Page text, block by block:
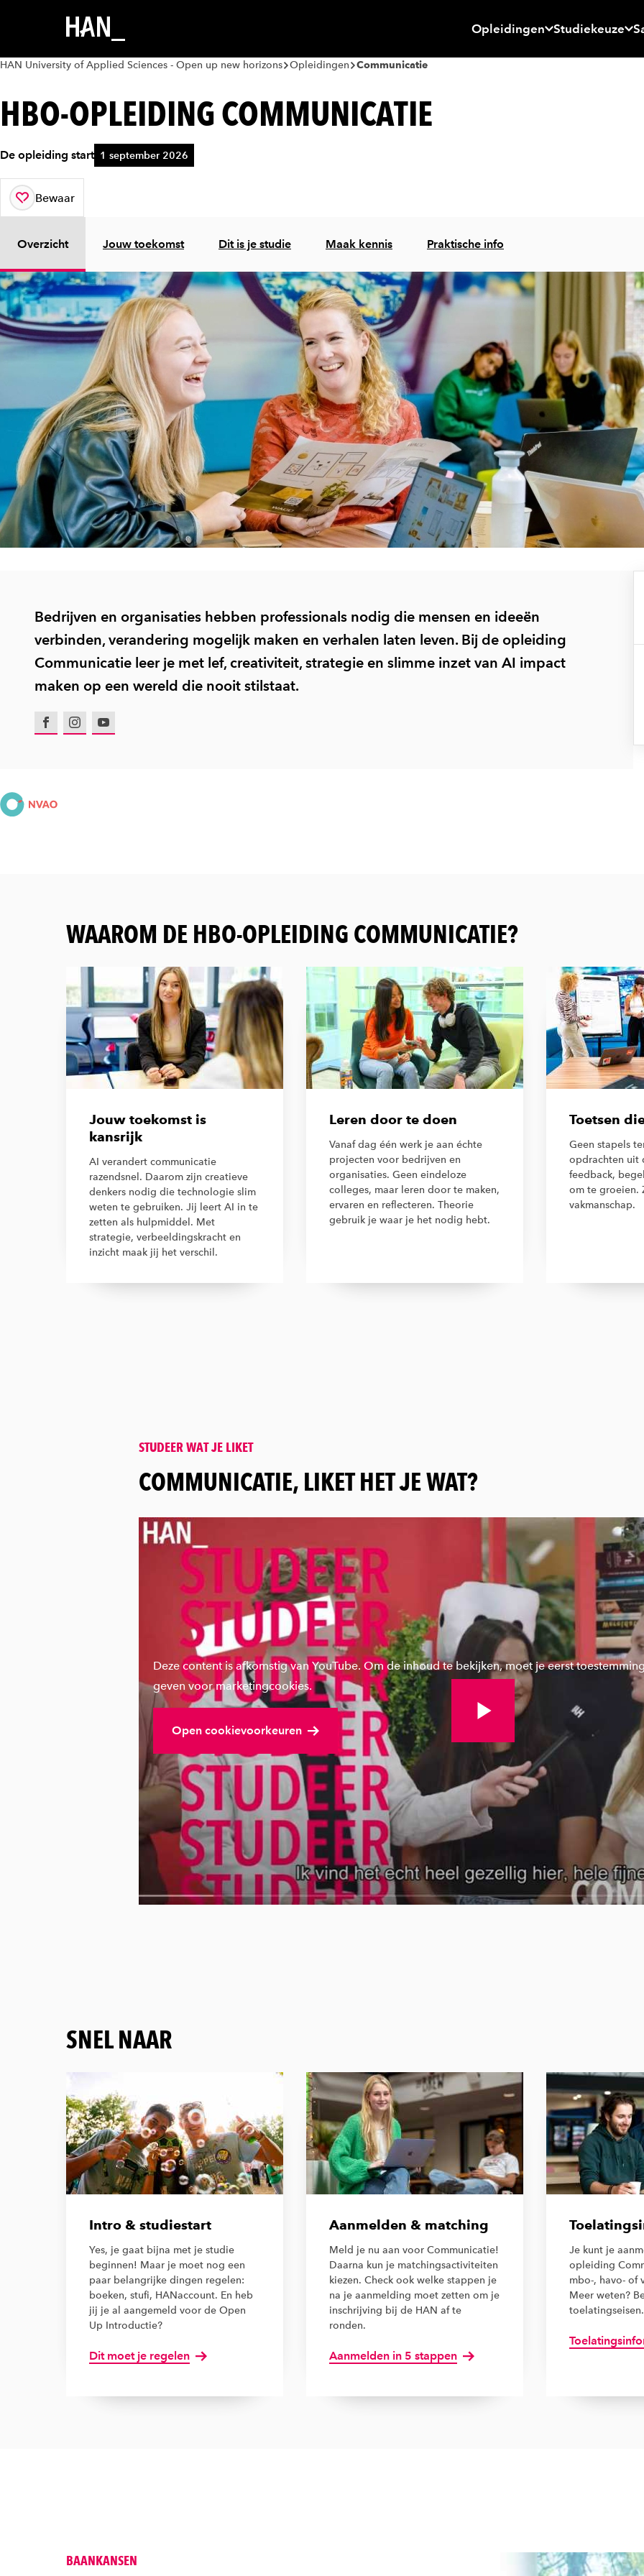
Opleidingen Studiekeuze
HAN University of Applied Sciences - Open up new horizons Opleidingen Communicatie
HBO-OPLEIDING COMMUNICATIE
De opleiding start 1 september 2026
Bewaar
aan je favorieten
Overzicht Jouw toekomst Dit is je studie Maak kennis Praktische info
Bedrijven en organisaties hebben professionals nodig die mensen en ideeën
verbinden, verandering mogelijk maken en verhalen laten leven. Bij de opleiding
Communicatie leer je met lef, creativiteit, strategie en slimme inzet van AI impact
maken op een wereld die nooit stilstaat.
FacebookInstagramYoutube
WAAROM DE HBO-OPLEIDING COMMUNICATIE?
Jouw toekomst is
kansrijk
AI verandert communicatie
razendsnel. Daarom zijn creatieve
denkers nodig die technologie slim
weten te gebruiken. Jij leert AI in te
zetten als hulpmiddel. Met
strategie, verbeeldingskracht en
inzicht maak jij het verschil.
Leren door te doen
Vanaf dag één werk je aan échte
projecten voor bedrijven en
organisaties. Geen eindeloze
colleges, maar leren door te maken,
ervaren en reflecteren. Theorie
gebruik je waar je het nodig hebt.
Toetsen
Geen stapels
opdrachten uit
feedback,
om te groeien.
vakmanschap.
STUDEER WAT JE LIKET
:
COMMUNICATIE, LIKET HET JE WAT?
Bekijk volledige video
Deze content is afkomstig van YouTube. Om de inhoud te bekijken, moet je eerst
geven voor marketingcookies.
Open cookievoorkeuren
SNEL NAAR
Intro & studiestart
Yes, je gaat bijna met je studie
beginnen! Maar je moet nog een
paar belangrijke dingen regelen:
boeken, stufi, HANaccount. En heb
jij je al aangemeld voor de Open
Up Introductie?
Dit moet je regelen
Aanmelden & matching
Meld je nu aan voor Communicatie!
Daarna kun je matchingsactiviteiten
kiezen. Check ook welke stappen je
na je aanmelding moet zetten om je
inschrijving bij de HAN af te
ronden.
Aanmelden in 5 stappen
Je kunt je
opleiding
mbo-, havo- of
Meer weten?
toelatingseisen.
BAANKANSEN